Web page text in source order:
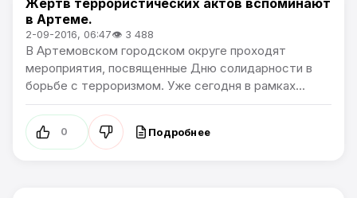
Новости Артёма
Жертв террористических актов вспоминают
в Артеме.
2-09-2016, 06:47👁 3 488
В Артемовском городском округе проходят
мероприятия, посвященные Дню солидарности в
борьбе с терроризмом. Уже сегодня в рамках...
0 Подробнее